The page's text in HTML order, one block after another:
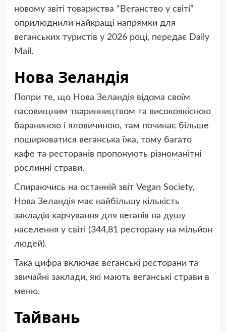
новому звіті товариства “Веганство у світі”
оприлюднили найкращі напрямки для
веганських туристів у 2026 році, передає Daily
Mail.
Нова Зеландія
Попри те, що Нова Зеландія відома своїм
пасовищним тваринництвом та високоякісною
бараниною і яловичиною, там починає більше
поширюватися веганська їжа, тому багато
кафе та ресторанів пропонують різноманітні
рослинні страви.
Спираючись на останній звіт Vegan Society,
Нова Зеландія має найбільшу кількість
закладів харчування для веганів на душу
населення у світі (344,81 ресторану на мільйон
людей).
Така цифра включає веганські ресторани та
звичайні заклади, які мають веганські страви в
меню.
Тайвань